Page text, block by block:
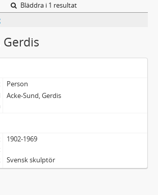
Bläddra i 1 resultat
Gerdis
Person
Acke-Sund, Gerdis
1902-1969
Svensk skulptör